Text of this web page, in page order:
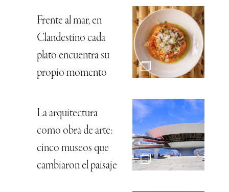
Frente al mar, en
Clandestino cada
plato encuentra su
propio momento
La arquitectura
como obra de arte:
cinco museos que
cambiaron el paisaje